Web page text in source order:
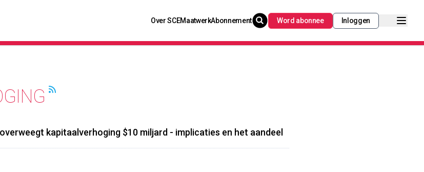
Over SCEMaatwerkAbonnement Word abonnee Inloggen
kapitaalverhoging $10 miljard - implicaties en het aandeel